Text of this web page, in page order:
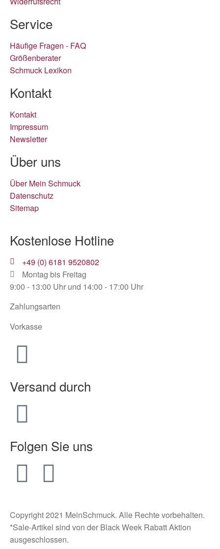
Service
Häufige Fragen - FAQ
Größenberater
Schmuck Lexikon
Kontakt
Kontakt
Impressum
Newsletter
Über uns
Über Mein Schmuck
Datenschutz
Sitemap
Kostenlose Hotline
+49 (0) 6181 9520802
Montag bis Freitag
9:00 - 13:00 Uhr und 14:00 - 17:00 Uhr
Zahlungsarten
Vorkasse
Versand durch
Folgen Sie uns
Copyright 2021 MeinSchmuck. Alle Rechte vorbehalten.
*Sale-Artikel sind von der Black Week Rabatt Aktion
ausgeschlossen.